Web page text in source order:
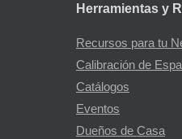
Herramientas y
Recursos para tu
Calibración de
Catálogos
Eventos
Dueños de Casa